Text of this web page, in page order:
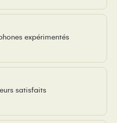
expérimentés
satisfaits